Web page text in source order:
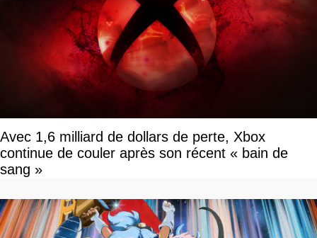
Avec 1,6 milliard de dollars de perte, Xbox
continue de couler après son récent « bain de
sang »